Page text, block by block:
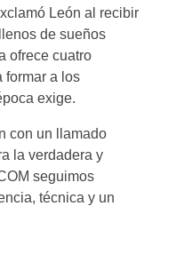
León al recibir
de sueños
ofrece cuatro
formar a los
exige.
con un llamado
la verdadera y
seguimos
técnica y un